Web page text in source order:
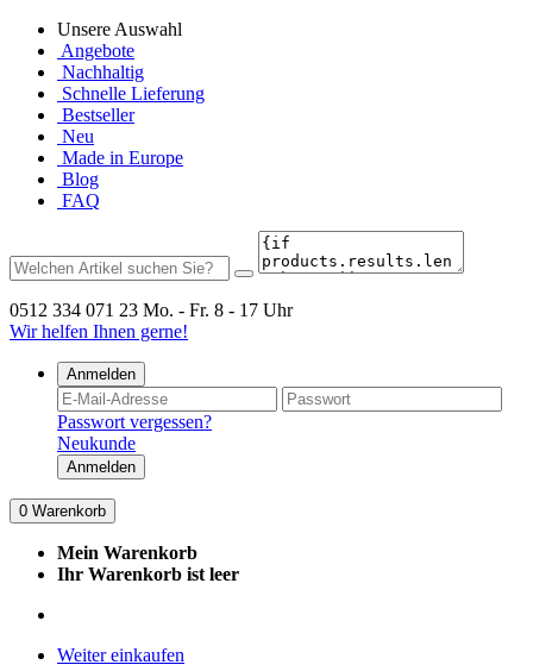
Unsere Auswahl
Angebote
Nachhaltig
Schnelle Lieferung
Bestseller
Neu
Made in Europe
Blog
FAQ
0512 334 071 23 Mo. - Fr. 8 - 17 Uhr
Wir helfen Ihnen gerne!
Anmelden
Passwort vergessen?
Neukunde
Anmelden
0 Warenkorb
Mein Warenkorb
Ihr Warenkorb ist leer
Weiter einkaufen